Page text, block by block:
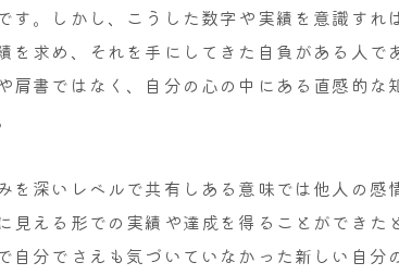
す。しかし、こうした数字や実績を意識すれ
を求め、それを手にしてきた自負がある人で
肩書ではなく、自分の心の中にある直感的な
を深いレベルで共有しある意味では他人の感
見える形での実績や達成を得ることができた
自分でさえも気づいていなかった新しい自分